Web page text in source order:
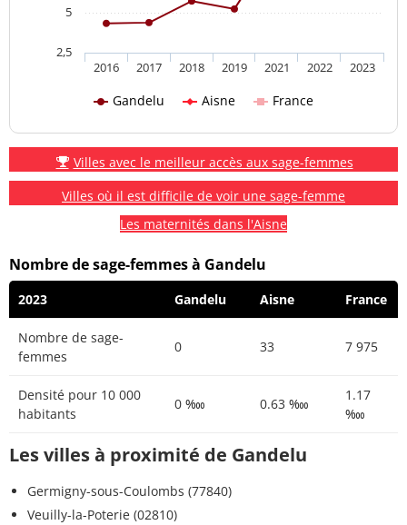
Gandelu Aisne France
2016 2017 2018 2019 2021 2022 2023
2,5
5
Villes avec le meilleur accès aux sage-femmes
Villes où il est difficile de voir une sage-femme
Les maternités dans l'Aisne
Nombre de sage-femmes à Gandelu
2023 Gandelu Aisne France
Nombre de sage-
femmes
0 33 7 975
Densité pour 10 000
habitants
0 ‱ 0.63 ‱
1.17
‱
Les villes à proximité de Gandelu
Germigny-sous-Coulombs (77840)
Veuilly-la-Poterie (02810)